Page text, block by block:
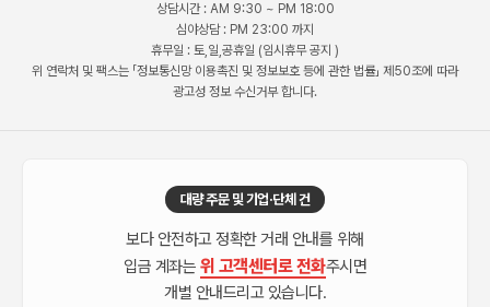
상담시간 : AM 9:30 ~ PM 18:00
심야상담 : PM 23:00 까지
휴무일 : 토,일,공휴일 (임시휴무 공지 )
위 연락처 및 팩스는 「정보통신망 이용촉진 및 정보보호 등에 관한 법률」 제50조에 따라
광고성 정보 수신거부 합니다.
대량 주문 및 기업·단체 건
보다 안전하고 정확한 거래 안내를 위해
입금 계좌는 위 고객센터로 전화주시면
개별 안내드리고 있습니다.